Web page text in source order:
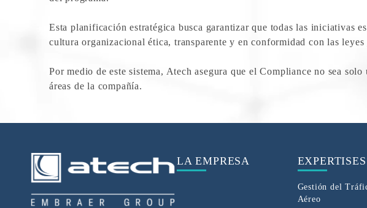
Esta planificación estratégica busca garantizar que todas las iniciativas
cultura organizacional ética, transparente y en conformidad con las
Por medio de este sistema, Atech asegura que el Compliance no sea
áreas de la compañía.
LA EMPRESA EXPERTISES
Gestión del
Aéreo